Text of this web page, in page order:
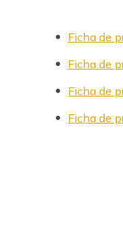
Ficha de
Ficha de
Ficha de
Ficha de